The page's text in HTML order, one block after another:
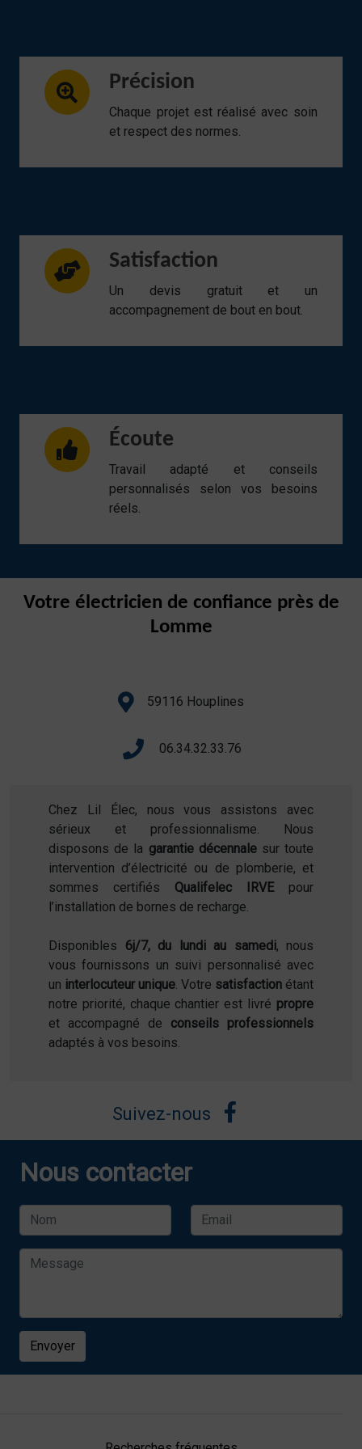
Précision
Chaque projet est réalisé avec soin
et respect des normes.
Satisfaction
Un devis gratuit et un
accompagnement de bout en bout.
Écoute
Travail adapté et conseils
personnalisés selon vos besoins
réels.
Votre électricien de confiance près de
Lomme
59116 Houplines
06.34.32.33.76
Chez Lil Élec, nous vous assistons avec
sérieux et professionnalisme. Nous
disposons de la garantie décennalesur toute
intervention d’électricité ou de plomberie, et
sommes certifiés Qualifelec IRVEpour
l’installation de bornes de recharge.
Disponibles 6j/7, du lundi au samedi, nous
vous fournissons un suivi personnalisé avec
un interlocuteur unique. Votre satisfaction étant
notre priorité, chaque chantier est livré propre
et accompagné de conseils professionnels
adaptés à vos besoins.
Suivez-nous
Nous contacter
Envoyer